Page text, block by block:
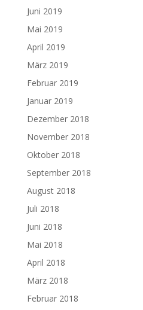
Juni 2019
Mai 2019
April 2019
März 2019
Februar 2019
Januar 2019
Dezember 2018
November 2018
Oktober 2018
September 2018
August 2018
Juli 2018
Juni 2018
Mai 2018
April 2018
März 2018
Februar 2018